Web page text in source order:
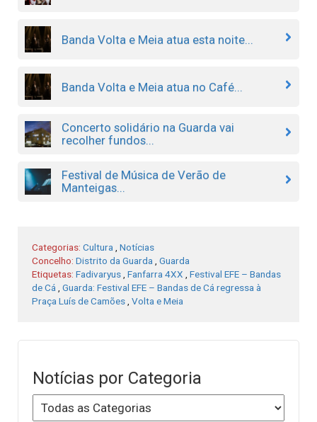
Banda Volta e Meia atua esta noite...
Banda Volta e Meia atua no Café...
Concerto solidário na Guarda vai
recolher fundos...
Festival de Música de Verão de
Manteigas...
Categorias: Cultura
Notícias
Concelho: Distrito da Guarda
Guarda
Etiquetas: Fadivaryus Fanfarra 4XX
Festival EFE – Bandas
de Cá
Guarda: Festival EFE – Bandas de Cá regressa à
Praça Luís de Camões Volta e Meia
Notícias por Categoria